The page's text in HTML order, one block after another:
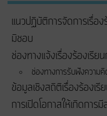
แนวปฏิบัติการจัดการเรื่อ
มิชอบ
ช่องทางแจ้งเรื่องร้องเรี
ช่องทางการรับฟังความ
ข้อมูลเชิงสถิติเรื่องร้องเ
การเปิดโอกาสให้เกิดการ